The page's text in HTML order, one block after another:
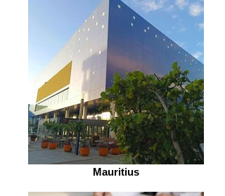
Mauritius